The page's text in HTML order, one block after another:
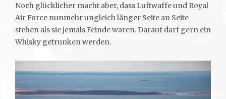
Noch glücklicher macht aber, dass Luftwaffe und Royal
Air Force nunmehr ungleich länger Seite an Seite
stehen als sie jemals Feinde waren. Darauf darf gern ein
Whisky getrunken werden.